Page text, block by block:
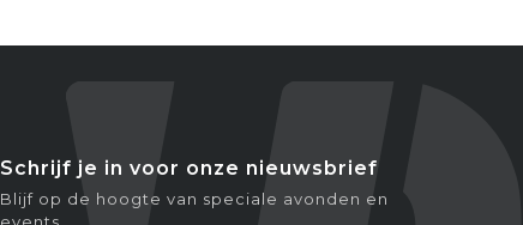
Schrijf je in voor onze nieuwsbrief
Blijf op de hoogte van speciale avonden en